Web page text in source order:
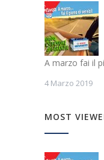
A marzo fai il
4 Marzo 2019
MOST